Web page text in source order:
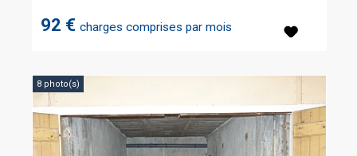
92 € charges comprises par mois
8 photo(s)